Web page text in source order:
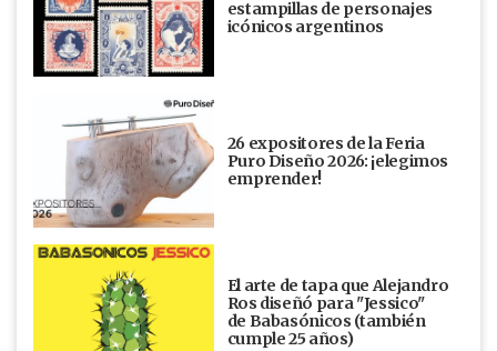
estampillas de personajes
icónicos argentinos
26 expositores de la Feria
Puro Diseño 2026: ¡elegimos
emprender!
El arte de tapa que Alejandro
Ros diseñó para "Jessico"
de Babasónicos (también
cumple 25 años)